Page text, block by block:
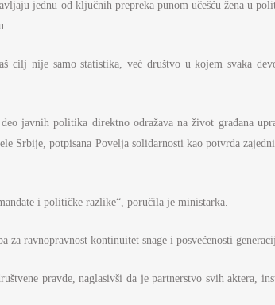
jednu od ključnih prepreka punom učešću žena u
cilj nije samo statistika, već društvo u kojem svaka
javnih politika direktno odražava na život građana
Srbije, potpisana Povelja solidarnosti kao potvrda
i političke razlike“, poručila je ministarka.
ravnopravnost kontinuitet snage i posvećenosti
pravde, naglasivši da je partnerstvo svih aktera,